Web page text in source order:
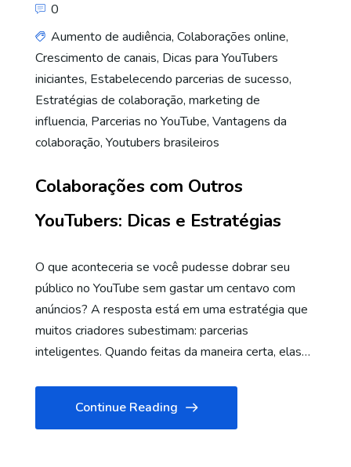
0
Aumento de audiência, Colaborações online,
Crescimento de canais, Dicas para YouTubers
iniciantes, Estabelecendo parcerias de sucesso,
Estratégias de colaboração, marketing de
influencia, Parcerias no YouTube, Vantagens da
colaboração, Youtubers brasileiros
Colaborações com Outros
YouTubers: Dicas e Estratégias
O que aconteceria se você pudesse dobrar seu
público no YouTube sem gastar um centavo com
anúncios? A resposta está em uma estratégia que
muitos criadores subestimam: parcerias
inteligentes. Quando feitas da maneira certa, elas…
Continue Reading